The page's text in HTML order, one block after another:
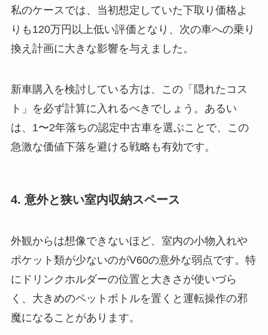
私のケースでは、当初想定していた下取り価格よ
りも120万円以上低い評価となり、次の車への乗り
換え計画に大きな影響を与えました。
新車購入を検討している方は、この「隠れたコス
ト」を必ず計算に入れるべきでしょう。あるい
は、1〜2年落ちの認定中古車を選ぶことで、この
急激な価値下落を避ける戦略も有効です。
4. 意外と狭い室内収納スペース
外観からは想像できないほど、室内の小物入れや
ポケット類が少ないのがV60の意外な弱点です。特
にドリンクホルダーの位置と大きさが使いづら
く、大きめのペットボトルを置くと運転操作の邪
魔になることがあります。